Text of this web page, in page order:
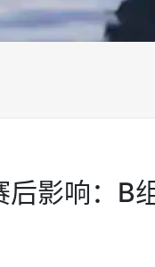
后影响：B